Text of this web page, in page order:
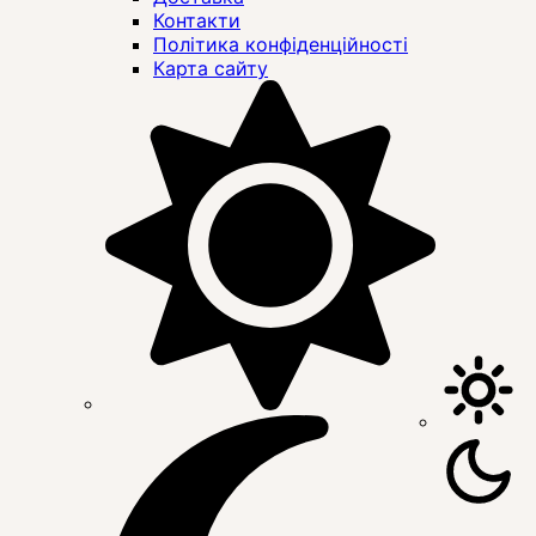
Контакти
Політика конфіденційності
Карта сайту